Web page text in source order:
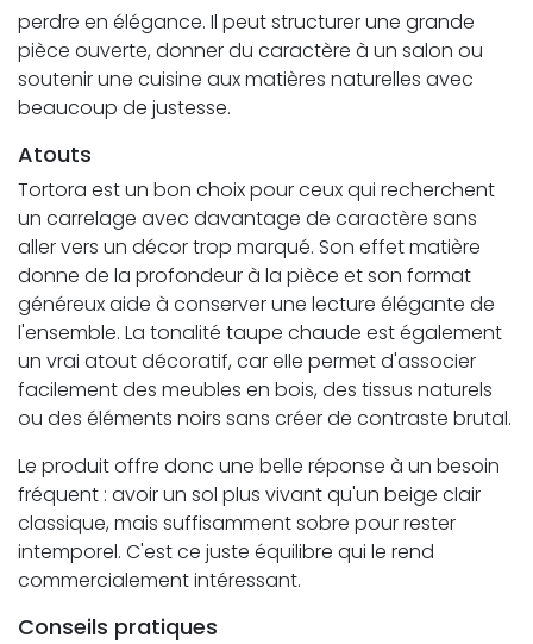
perdre en élégance. Il peut structurer une grande
pièce ouverte, donner du caractère à un salon ou
soutenir une cuisine aux matières naturelles avec
beaucoup de justesse.
Atouts
Tortora est un bon choix pour ceux qui recherchent
un carrelage avec davantage de caractère sans
aller vers un décor trop marqué. Son effet matière
donne de la profondeur à la pièce et son format
généreux aide à conserver une lecture élégante de
l'ensemble. La tonalité taupe chaude est également
un vrai atout décoratif, car elle permet d'associer
facilement des meubles en bois, des tissus naturels
ou des éléments noirs sans créer de contraste brutal.
Le produit offre donc une belle réponse à un besoin
fréquent : avoir un sol plus vivant qu'un beige clair
classique, mais suffisamment sobre pour rester
intemporel. C'est ce juste équilibre qui le rend
commercialement intéressant.
Conseils pratiques